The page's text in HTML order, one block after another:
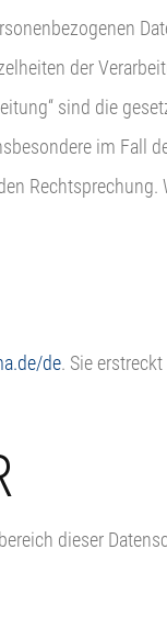
der
sind die
im Fall
de. Sie
dieser